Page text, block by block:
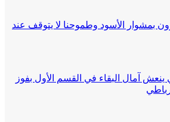
بمشوار الأسود وطموحنا لا يتوقف عند
آمال البقاء في القسم الأول بفوز